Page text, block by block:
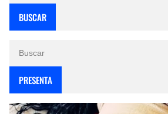
BUSCAR
PRESENTA